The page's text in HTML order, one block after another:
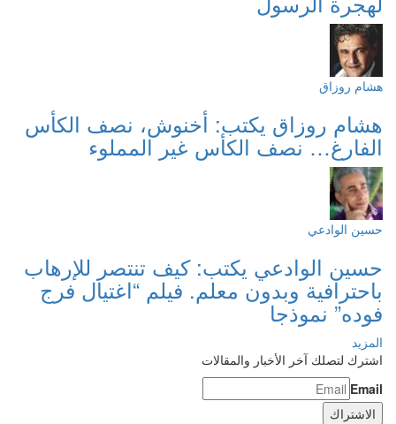
هشام روزاق
هشام روزاق يكتب: أخنوش، نصف الكأس
الفارغ… نصف الكأس غير المملوء
حسين الوادعي
حسين الوادعي يكتب: كيف تنتصر للإرهاب
باحترافية وبدون معلم. فيلم “اغتيال فرج
فوده” نموذجا
المزيد
اشترك لتصلك آخر الأخبار والمقالات
Email